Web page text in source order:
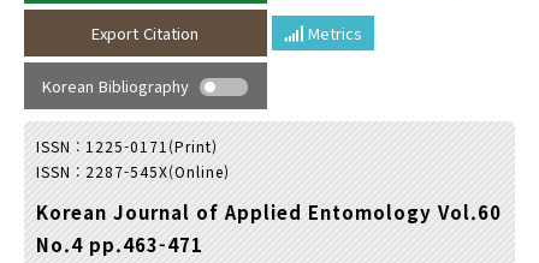
to
Search :
Export Citation Metrics
Korean Bibliography
ISSN : 1225-0171(Print)
ISSN : 2287-545X(Online)
Korean Journal of Applied Entomology Vol.60
No.4 pp.463-471